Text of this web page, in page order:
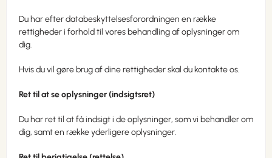
Du har efter databeskyttelsesforordningen en række
rettigheder i forhold til vores behandling af oplysninger om
dig.
Hvis du vil gøre brug af dine rettigheder skal du kontakte os.
Ret til at se oplysninger (indsigtsret)
Du har ret til at få indsigt i de oplysninger, som vi behandler om
dig, samt en række yderligere oplysninger.